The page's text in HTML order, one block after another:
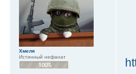
Хмеля
Истинный нефанат